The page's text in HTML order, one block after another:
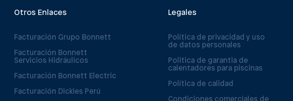
Otros Enlaces
Facturación Grupo Bonnett
Facturación Bonnett
Servicios Hidráulicos
Facturación Bonnett Electric
Facturación Dickies Perú
Legales
Política de privacidad y uso
de datos personales
Politica de garantia de
calentadores para piscinas
Política de calidad